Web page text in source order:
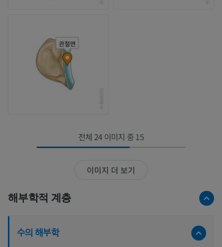
전체 24 이미지 중 15
이미지 더 보기
해부학적 계층
수의 해부학